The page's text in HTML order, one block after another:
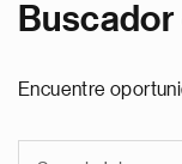
Encuentre